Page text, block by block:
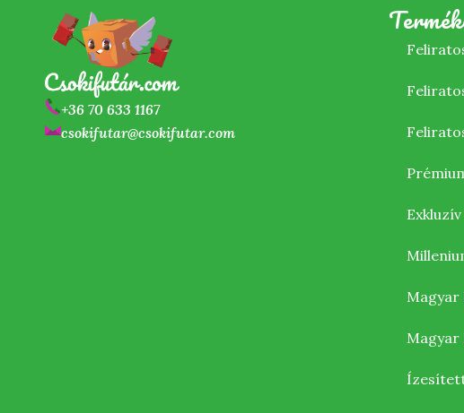
+36 70 633 1167
csokifutar@csokifutar.com
Magyar
Magyar